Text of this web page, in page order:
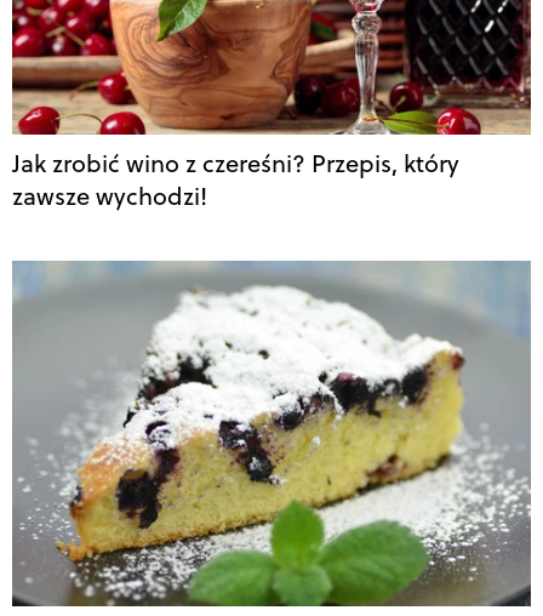
Jak zrobić wino z czereśni? Przepis, który
zawsze wychodzi!